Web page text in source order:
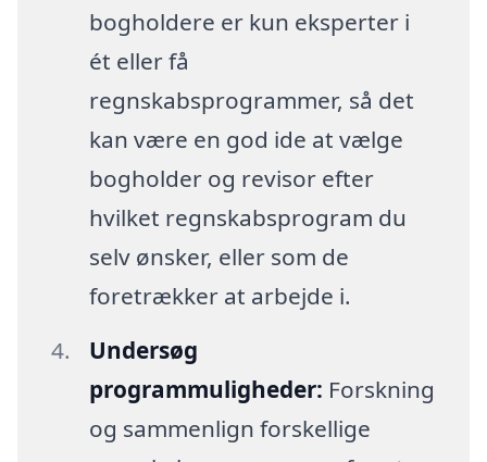
bogholdere er kun eksperter i
ét eller få
regnskabsprogrammer, så det
kan være en god ide at vælge
bogholder og revisor efter
hvilket regnskabsprogram du
selv ønsker, eller som de
foretrækker at arbejde i.
Undersøg
programmuligheder: Forskning
og sammenlign forskellige